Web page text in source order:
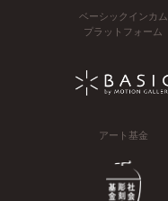
ベーシックインカム
プラットフォーム
アート基金